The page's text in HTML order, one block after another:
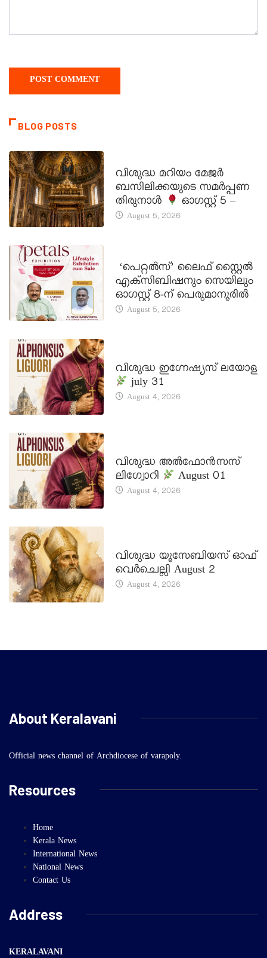
BLOG POSTS
വിശുദ്ധ മറിയം മേജർ
ബസിലിക്കയുടെ സമർപ്പണ
തിരുനാൾ
ഓഗസ്റ്റ് 5 –
August 5, 2026
‘പെറ്റൽസ്’ ലൈഫ് സ്റ്റൈൽ
എക്സിബിഷനും സെയിലും
ഓഗസ്റ്റ് 8-ന് പെരുമാനൂരിൽ
August 5, 2026
വിശുദ്ധ ഇഗ്നേഷ്യസ് ലയോള
july 31
August 4, 2026
വിശുദ്ധ അൽഫോൻസസ്
ലിഗ്വോറി
August 01
August 4, 2026
വിശുദ്ധ യൂസേബിയസ് ഓഫ്
വെർചെല്ലി August 2
August 4, 2026
About Keralavani
Official news channel of Archdiocese of varapoly.
Resources
Home
Kerala News
International News
National News
Contact Us
Address
KERALAVANI